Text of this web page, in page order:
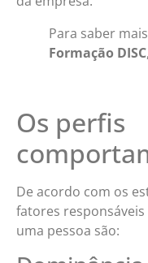
Para saber
Formação DISC,
Os perfis
De acordo com os
fatores
uma pessoa são: